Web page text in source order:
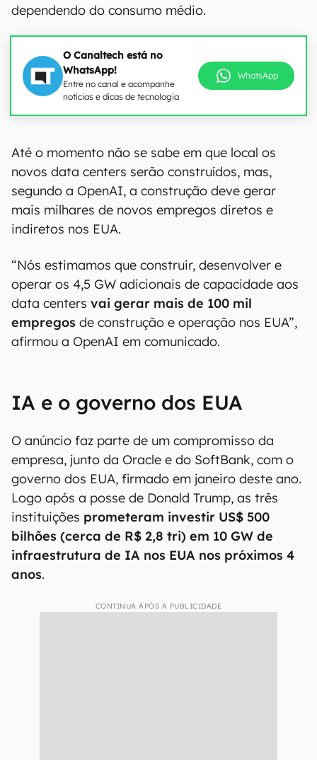
dependendo do consumo médio.
O Canaltech está no
WhatsApp!
Entre no canal e acompanhe
notícias e dicas de tecnologia
WhatsApp
00:00/ 21:11
Até o momento não se sabe em que local os
novos data centers serão construídos, mas,
indiretos nos EUA.
operar os 4,5 GW adicionais de capacidade aos
data centersvai gerar mais de 100 mil
empregosde construção e operação nos EUA”,
afirmou a OpenAI em comunicado.
IA e o governo dos EUA
O anúncio faz parte de um compromisso da